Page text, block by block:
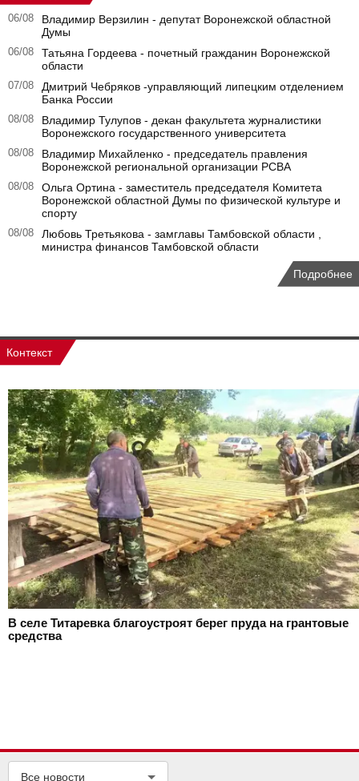
06/08
Владимир Верзилин - депутат Воронежской областной
Думы
06/08
Татьяна Гордеева - почетный гражданин Воронежской
области
07/08
Дмитрий Чебряков -управляющий липецким отделением
Банка России
08/08
Владимир Тулупов - декан факультета журналистики
Воронежского государственного университета
08/08
Владимир Михайленко - председатель правления
Воронежской региональной организации РСВА
08/08
Ольга Ортина - заместитель председателя Комитета
Воронежской областной Думы по физической культуре и
спорту
08/08
Любовь Третьякова - замглавы Тамбовской области ,
министра финансов Тамбовской области
Подробнее
Контекст
В селе Титаревка благоустроят берег пруда на грантовые
средства
Все новости